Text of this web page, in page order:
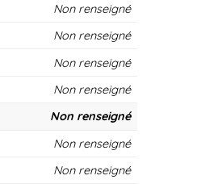
Non renseigné
Non renseigné
Non renseigné
Non renseigné
Non renseigné
Non renseigné
Non renseigné